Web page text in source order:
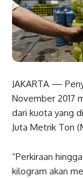
JAKARTA —
November 2017
dari kuota yang
Juta Metrik Ton
“Perkiraan
kilogram akan